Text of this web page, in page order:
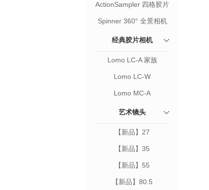
ActionSampler 四格胶片
Spinner 360° 全景相机
经典胶片相机
Lomo LC-A 家族
Lomo LC-W
Lomo MC-A
艺术镜头
【新品】27
【新品】35
【新品】55
【新品】80.5